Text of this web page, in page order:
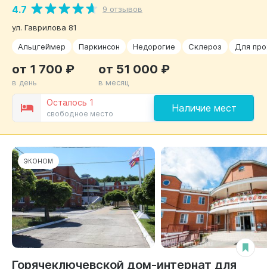
4.7
9 отзывов
ул. Гаврилова 81
Альцгеймер
Паркинсон Недорогие Склероз Для
Осталось 1
свободное место Наличие мест
от 1 700 ₽
в день
от 51 000 ₽
в месяц
ЭКОНОМ
Горячеключевской дом-интернат для